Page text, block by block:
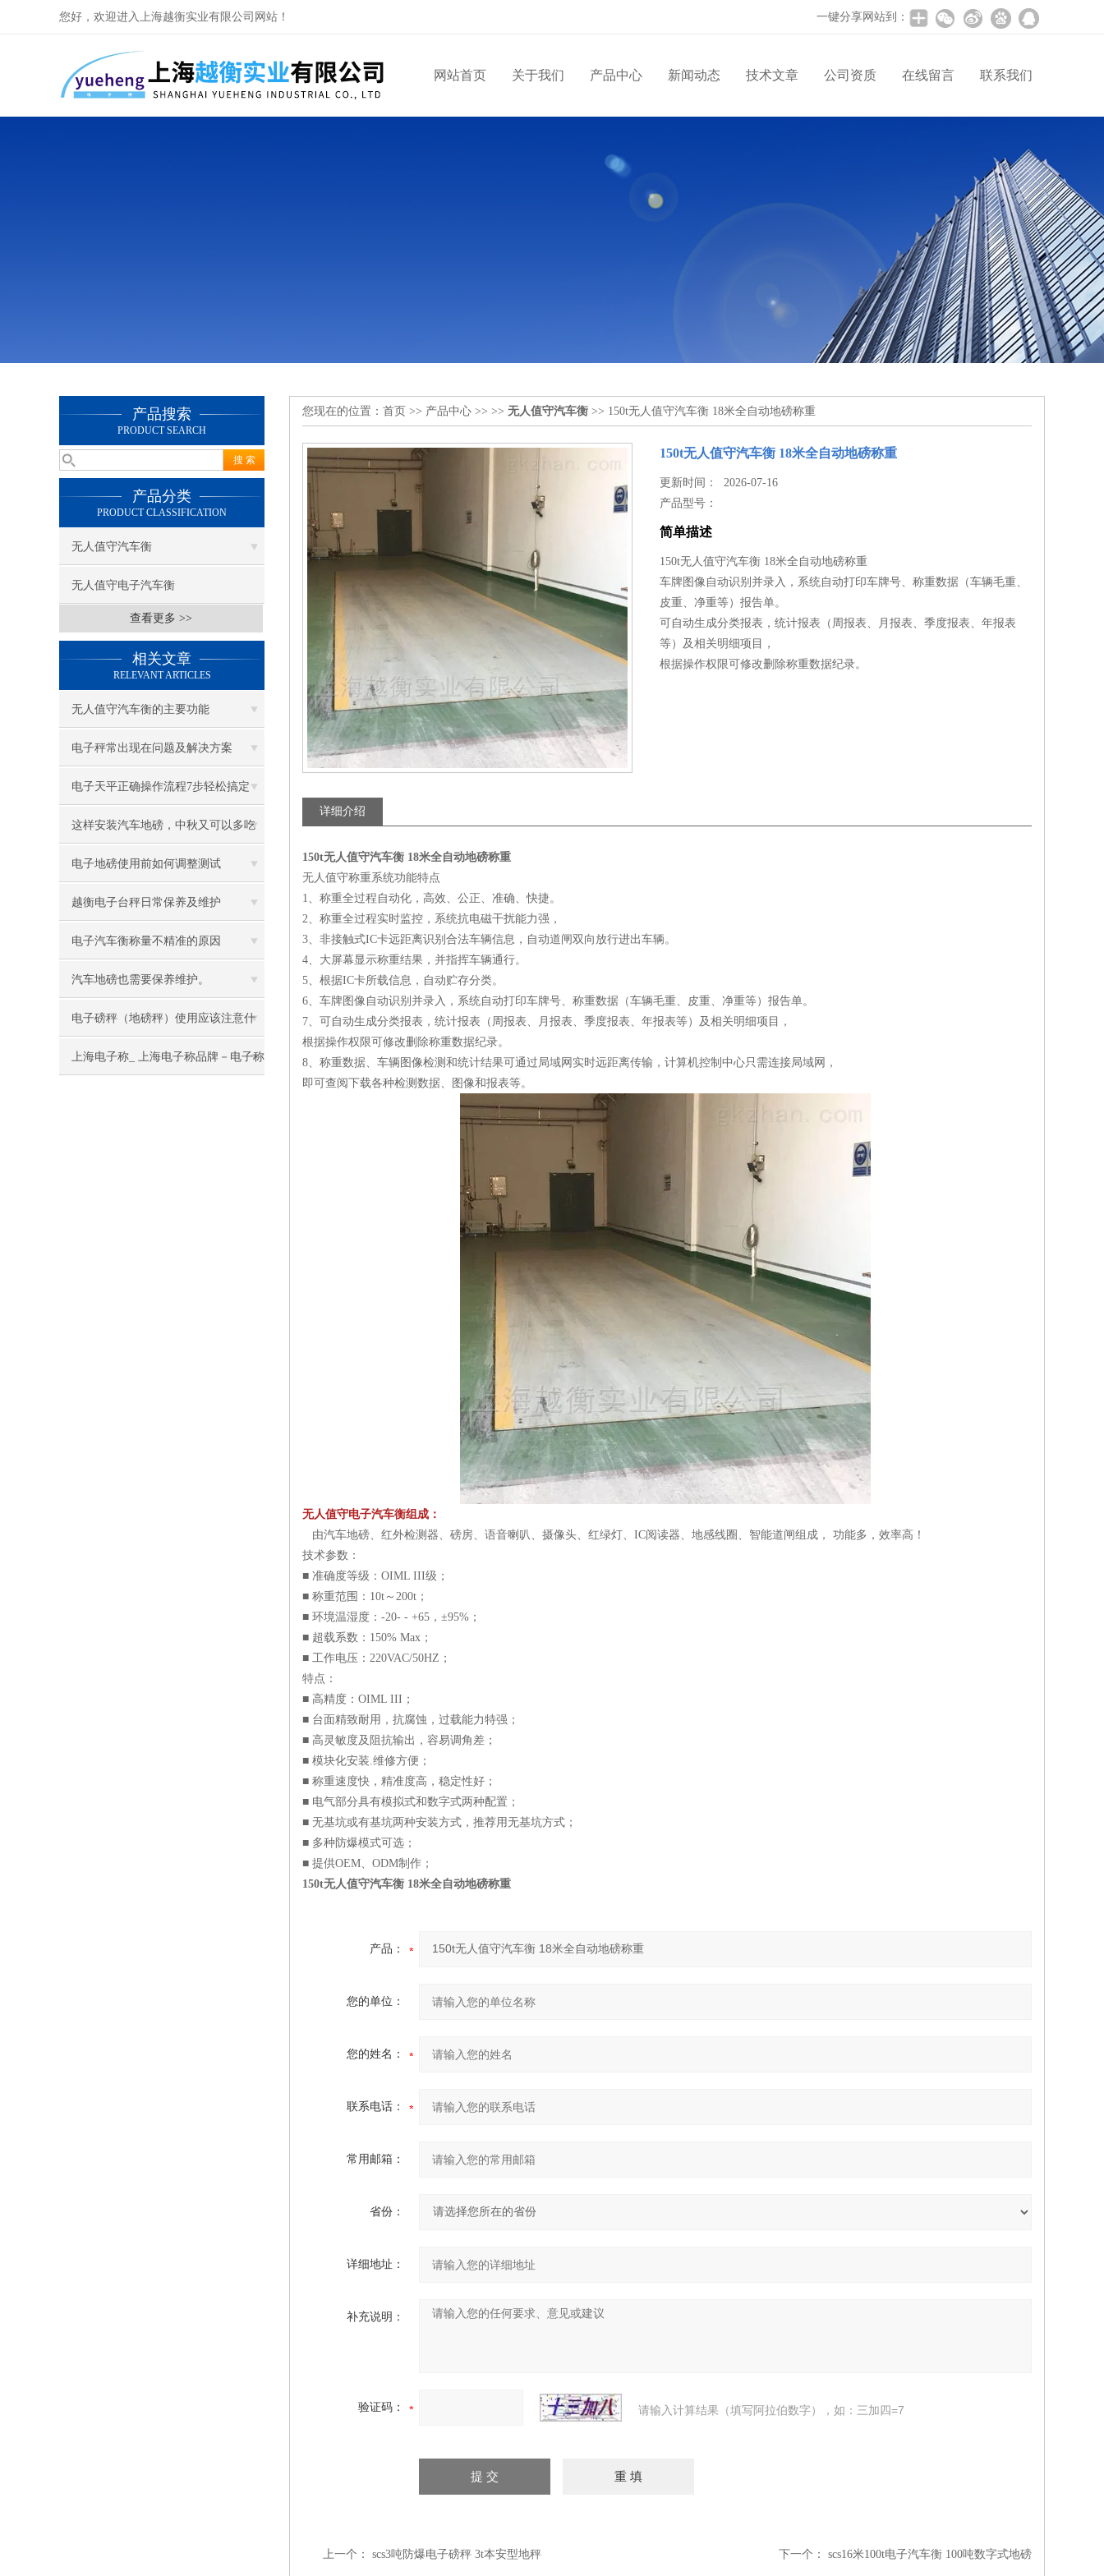
您好，欢迎进入上海越衡实业有限公司网站！ 一键分享网站到：
网站首页 关于我们 产品中心 新闻动态 技术文章 公司资质 在线留言 联系我们
产品搜索
PRODUCT SEARCH
产品分类
PRODUCT CLASSIFICATION
无人值守汽车衡
无人值守电子汽车衡
查看更多 >>
相关文章
RELEVANT ARTICLES
无人值守汽车衡的主要功能
电子秤常出现在问题及解决方案
电子天平正确操作流程7步轻松搞定
这样安装汽车地磅，中秋又可以多吃
几盒月饼了
电子地磅使用前如何调整测试
越衡电子台秤日常保养及维护
电子汽车衡称量不精准的原因
汽车地磅也需要保养维护。
电子磅秤（地磅秤）使用应该注意什
么？
上海电子称_ 上海电子称品牌－电子称
您现在的位置： 首页 >> 产品中心 >> >> 无人值守汽车衡 >> 150t无人值守汽车衡 18米全自动地磅称重
150t无人值守汽车衡 18米全自动地磅称重
更新时间： 2026-07-16
产品型号：
简单描述
150t无人值守汽车衡 18米全自动地磅称重
车牌图像自动识别并录入，系统自动打印车牌号、称重数据（车辆毛重、
皮重、净重等）报告单。
可自动生成分类报表，统计报表（周报表、月报表、季度报表、年报表
等）及相关明细项目，
根据操作权限可修改删除称重数据纪录。
详细介绍
150t无人值守汽车衡 18米全自动地磅称重
无人值守称重系统功能特点
1、称重全过程自动化，高效、公正、准确、快捷。
2、称重全过程实时监控，系统抗电磁干扰能力强，
3、非接触式IC卡远距离识别合法车辆信息，自动道闸双向放行进出车辆。
4、大屏幕显示称重结果，并指挥车辆通行。
5、根据IC卡所载信息，自动贮存分类。
6、车牌图像自动识别并录入，系统自动打印车牌号、称重数据（车辆毛重、皮重、净重等）报告单。
7、可自动生成分类报表，统计报表（周报表、月报表、季度报表、年报表等）及相关明细项目，
根据操作权限可修改删除称重数据纪录。
8、称重数据、车辆图像检测和统计结果可通过局域网实时远距离传输，计算机控制中心只需连接局域网，
即可查阅下载各种检测数据、图像和报表等。
无人值守电子汽车衡组成：
由汽车地磅、红外检测器、磅房、语音喇叭、摄像头、红绿灯、IC阅读器、地感线圈、智能道闸组成， 功能多，效率高！
技术参数：
■ 准确度等级：OIML III级；
■ 称重范围：10t～200t；
■ 环境温湿度：-20- - +65，±95%；
■ 超载系数：150% Max；
■ 工作电压：220VAC/50HZ；
特点：
■ 高精度：OIML III；
■ 台面精致耐用，抗腐蚀，过载能力特强；
■ 高灵敏度及阻抗输出，容易调角差；
■ 模块化安装.维修方便；
■ 称重速度快，精准度高，稳定性好；
■ 电气部分具有模拟式和数字式两种配置；
■ 无基坑或有基坑两种安装方式，推荐用无基坑方式；
■ 多种防爆模式可选；
■ 提供OEM、ODM制作；
150t无人值守汽车衡 18米全自动地磅称重
产品：
您的单位：
您的姓名：
联系电话：
常用邮箱：
省份：
详细地址：
补充说明：
验证码： 请输入计算结果（填写阿拉伯数字），如：三加四=7
上一个： scs3吨防爆电子磅秤 3t本安型地秤 下一个： scs16米100t电子汽车衡 100吨数字式地磅